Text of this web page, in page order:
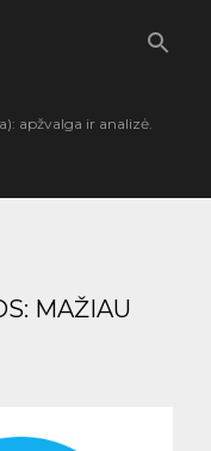
apžvalga ir analizė.
MAŽIAU